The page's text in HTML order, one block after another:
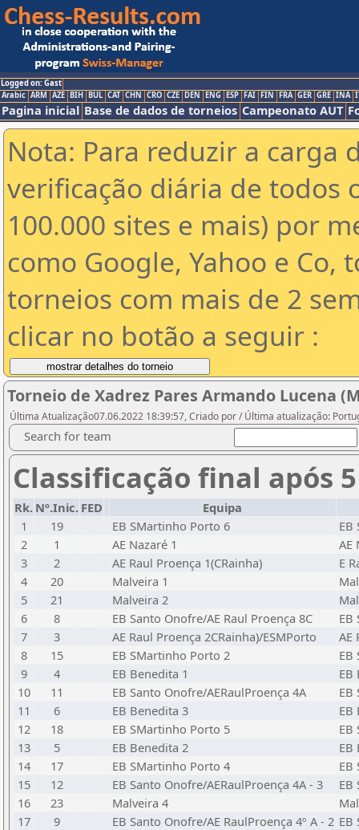
Logged on: Gast
Arabic ARM AZE BIH BUL CAT CHN CRO CZE DEN ENG ESP FAI FIN FRA GER GRE INA
Pagina inicial Base de dados de torneios Campeonato AUT
Nota: Para reduzir a carga
verificação diária de todos
100.000 sites e mais) por
como Google, Yahoo e Co,
torneios com mais de 2
clicar no botão a seguir :
Torneio de Xadrez Pares Armando Lucena
Última Atualização07.06.2022 18:39:57, Criado por / Última atualização:
Search for team
Classificação final após
Rk. Nº.Inic. FED
Equipa
1
19 EB SMartinho Porto 6
EB
2
1 AE Nazaré 1
AE
3
2 AE Raul Proença 1(CRainha)
E
4
20 Malveira 1
5
21 Malveira 2
6
8 EB Santo Onofre/AE Raul Proença 8C
EB
7
3 AE Raul Proença 2CRainha)/ESMPorto
AE
8
15 EB SMartinho Porto 2
EB
9
4 EB Benedita 1
EB
10
11 EB Santo Onofre/AERaulProença 4A
EB
11
6 EB Benedita 3
EB
12
18 EB SMartinho Porto 5
EB
13
5 EB Benedita 2
EB
14
17 EB SMartinho Porto 4
EB
15
12 EB Santo Onofre/AERaulProença 4A - 3
EB
16
23 Malveira 4
17
9 EB Santo Onofre/AE RaulProença 4º A - 2 EB